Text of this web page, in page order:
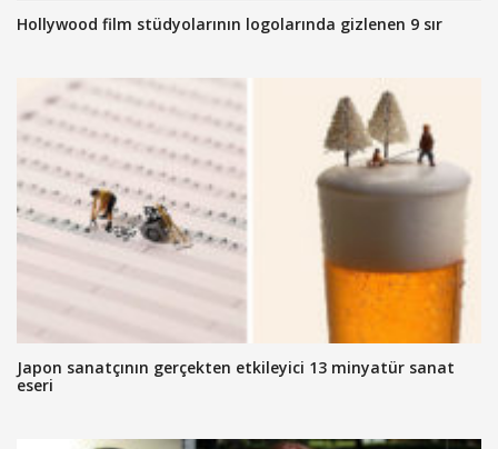
Hollywood film stüdyolarının logolarında gizlenen 9 sır
Japon sanatçının gerçekten etkileyici 13 minyatür sanat
eseri